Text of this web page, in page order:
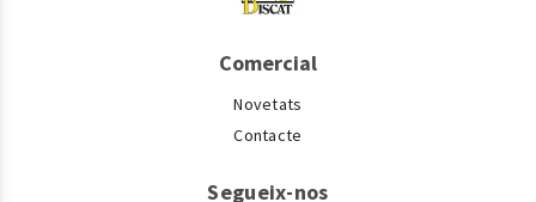
Comercial
Novetats
Contacte
Segueix-nos